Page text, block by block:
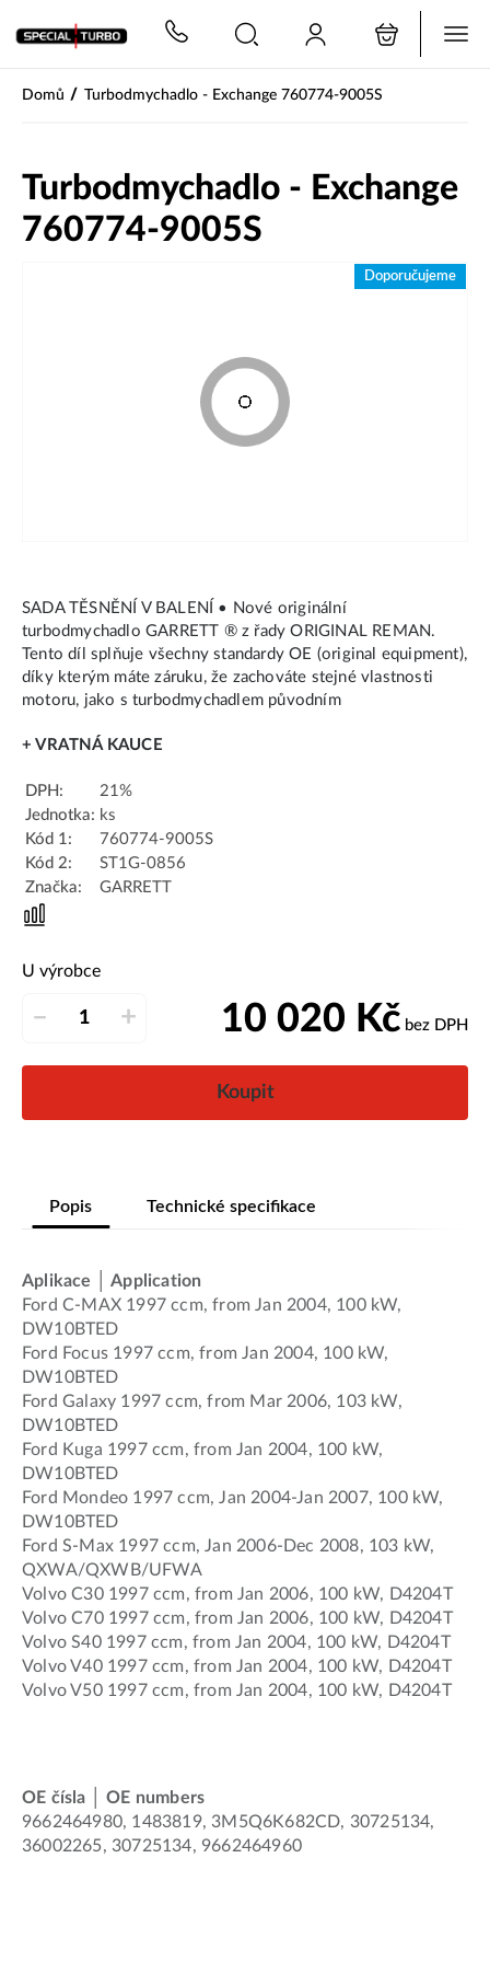
Domů / Turbodmychadlo - Exchange 760774-9005S
Turbodmychadlo - Exchange
760774-9005S
Doporučujeme
SADA TĚSNĚNÍ V BALENÍ • Nové originální
turbodmychadlo GARRETT ® z řady ORIGINAL REMAN.
Tento díl splňuje všechny standardy OE (original equipment),
díky kterým máte záruku, že zachováte stejné vlastnosti
motoru, jako s turbodmychadlem původním
+ VRATNÁ KAUCE
DPH:
21%
Jednotka: ks
Kód 1:
760774-9005S
Kód 2:
ST1G-0856
Značka:
GARRETT
U výrobce
– + 10 020 Kč bez DPH
Koupit
Popis Technické specifikace
Aplikace │ Application
Ford C-MAX 1997 ccm, from Jan 2004, 100 kW,
DW10BTED
Ford Focus 1997 ccm, from Jan 2004, 100 kW,
DW10BTED
Ford Galaxy 1997 ccm, from Mar 2006, 103 kW,
DW10BTED
Ford Kuga 1997 ccm, from Jan 2004, 100 kW,
DW10BTED
Ford Mondeo 1997 ccm, Jan 2004-Jan 2007, 100 kW,
DW10BTED
Ford S-Max 1997 ccm, Jan 2006-Dec 2008, 103 kW,
QXWA/QXWB/UFWA
Volvo C30 1997 ccm, from Jan 2006, 100 kW, D4204T
Volvo C70 1997 ccm, from Jan 2006, 100 kW, D4204T
Volvo S40 1997 ccm, from Jan 2004, 100 kW, D4204T
Volvo V40 1997 ccm, from Jan 2004, 100 kW, D4204T
Volvo V50 1997 ccm, from Jan 2004, 100 kW, D4204T
OE čísla │ OE numbers
9662464980, 1483819, 3M5Q6K682CD, 30725134,
36002265, 30725134, 9662464960